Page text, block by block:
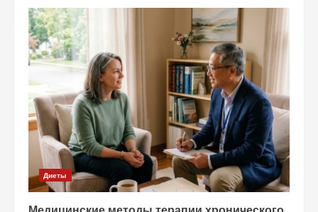
Диеты